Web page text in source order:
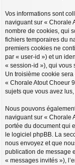
Vos informations sont
naviguant sur « Chorale
nombre de cookies, qui
fichiers temporaires du
premiers cookies ne
par « user-id ») et un
« session-id »), qui vous
Un troisième cookie
« Chorale Atout Choeur
sujets que vous avez
Nous pouvons
naviguant sur « Chorale
portée du document qui
le logiciel phpBB. La
nous envoyez et que
publication de message
« messages invités »),